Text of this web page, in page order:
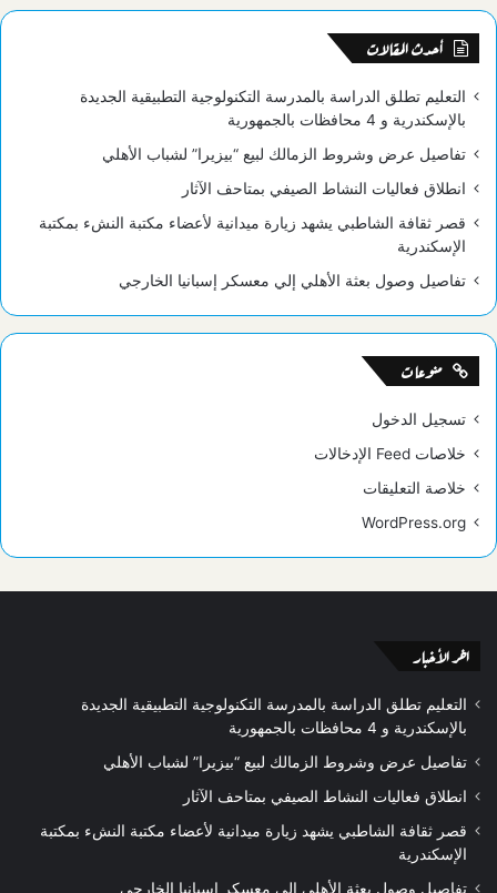
أحدث المقالات
التعليم تطلق الدراسة بالمدرسة التكنولوجية التطبيقية الجديدة
بالإسكندرية و 4 محافظات بالجمهورية
تفاصيل عرض وشروط الزمالك لبيع “بيزيرا” لشباب الأهلي
انطلاق فعاليات النشاط الصيفي بمتاحف الآثار
قصر ثقافة الشاطبي يشهد زيارة ميدانية لأعضاء مكتبة النشء بمكتبة
الإسكندرية
تفاصيل وصول بعثة الأهلي إلي معسكر إسبانيا الخارجي
منوعات
تسجيل الدخول
خلاصات Feed الإدخالات
خلاصة التعليقات
WordPress.org
اخر الأخبار
التعليم تطلق الدراسة بالمدرسة التكنولوجية التطبيقية الجديدة
بالإسكندرية و 4 محافظات بالجمهورية
تفاصيل عرض وشروط الزمالك لبيع “بيزيرا” لشباب الأهلي
انطلاق فعاليات النشاط الصيفي بمتاحف الآثار
قصر ثقافة الشاطبي يشهد زيارة ميدانية لأعضاء مكتبة النشء بمكتبة
الإسكندرية
تفاصيل وصول بعثة الأهلي إلي معسكر إسبانيا الخارجي